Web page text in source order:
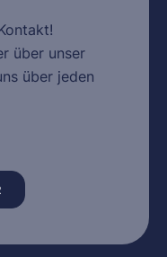
über unser
über jeden